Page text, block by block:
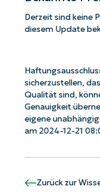
Derzeit sind keine
diesem Update
sicherzustellen,
Qualität sind,
Genauigkeit
eigene
am 2024-12-21
Zurück zur
Starten Sie